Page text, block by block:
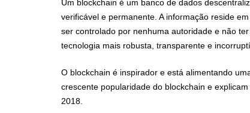
Um blockchain é um banco de dados
verificável e permanente. A informação reside
ser controlado por nenhuma autoridade e não
tecnologia mais robusta, transparente e
O blockchain é inspirador e está alimentando
crescente popularidade do blockchain e
2018.